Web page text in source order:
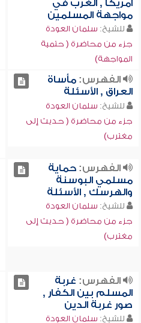
أمريكا , الغرب في
مواجهة المسلمين
للشيخ: سلمان العودة
جزء من محاضرة ( حتمية
المواجهة)
الفهرس:مأساة
العراق , الأسئلة
للشيخ: سلمان العودة
جزء من محاضرة ( حديث إلى
مغترب)
الفهرس:حماية
مسلمي البوسنة
والهرسك , الأسئلة
للشيخ: سلمان العودة
جزء من محاضرة ( حديث إلى
مغترب)
الفهرس: غربة
المسلم بين الكفار ,
صور غربة الدين
للشيخ: سلمان العودة